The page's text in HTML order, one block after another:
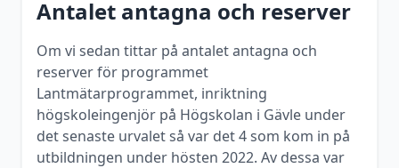
Antalet antagna och reserver
Om vi sedan tittar på antalet antagna och
reserver för programmet
Lantmätarprogrammet, inriktning
högskoleingenjör på Högskolan i Gävle under
det senaste urvalet så var det4som kom in på
utbildningen under hösten 2022. Av dessa var